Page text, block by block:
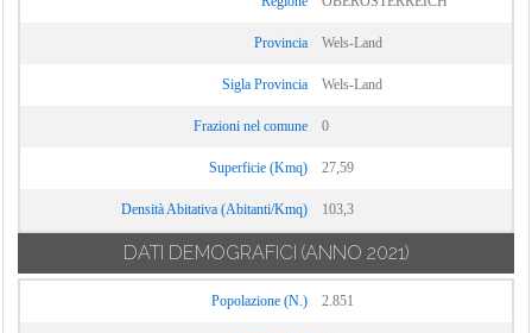
Provincia Wels-Land
Sigla Provincia Wels-Land
Frazioni nel comune 0
Superficie (Kmq) 27,59
Densità Abitativa (Abitanti/Kmq) 103,3
DATI DEMOGRAFICI (ANNO 2021)
Popolazione (N.) 2.851